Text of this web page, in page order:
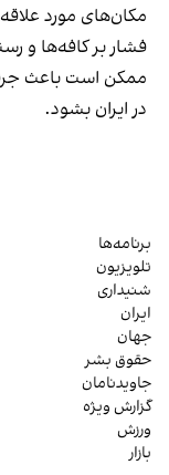
مکان‌های مورد
فشار بر کافه‌ها و
ممکن است باعث
در ایران بشود.
برنامه‌ها
تلویزیون
شنیداری
ایران
جهان
حقوق بشر
جاویدنامان
گزارش ویژه
ورزش
بازار